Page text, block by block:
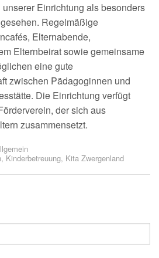
Einrichtung als besonders
Regelmäßige
Elternabende,
Elternbeirat sowie gemeinsame
eine gute
zwischen Pädagoginnen und
Die Einrichtung verfügt
der sich aus
zusammensetzt.
, Kinderbetreuung, Kita Zwergenland